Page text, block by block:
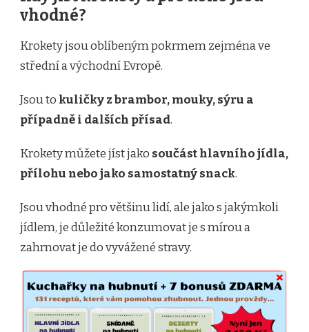
vhodné?
Krokety jsou oblíbeným pokrmem zejména ve
střední a východní Evropě.
Jsou to kuličky z brambor, mouky, sýru a
případně i dalších přísad.
Krokety můžete jíst jako součást hlavního jídla,
přílohu nebo jako samostatný snack.
Jsou vhodné pro většinu lidí, ale jako s jakýmkoli
jídlem, je důležité konzumovat je s mírou a
zahrnovat je do vyvážené stravy.